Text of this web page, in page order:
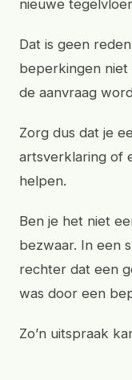
nieuwe
Dat is geen
beperkingen
de aanvraag
Zorg dus dat je
artsverklaring of
helpen.
Ben je het niet
bezwaar. In een
rechter dat een
was door een
Zo’n uitspraak